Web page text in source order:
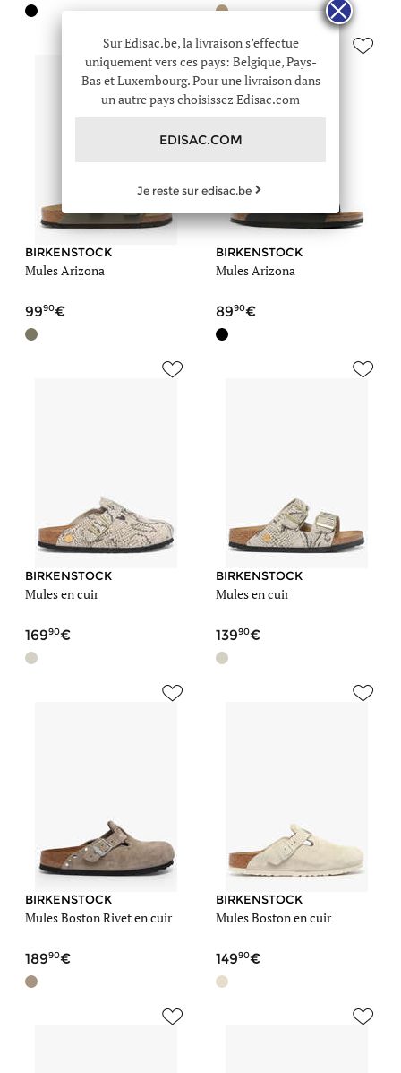
BIRKENSTOCK
Mules Arizona
9990
BIRKENSTOCK
Mules Arizona
8990
BIRKENSTOCK
Mules en cuir
16990
BIRKENSTOCK
Mules en cuir
13990
BIRKENSTOCK
Mules Boston Rivet en cuir
18990
BIRKENSTOCK
Mules Boston en cuir
14990
Sur Edisac.be, la livraison s’effectue
uniquement vers ces pays: Belgique, Pays-
Bas et Luxembourg. Pour une livraison dans
un autre pays choisissez Edisac.com
EDISAC.COM
Je reste sur edisac.be